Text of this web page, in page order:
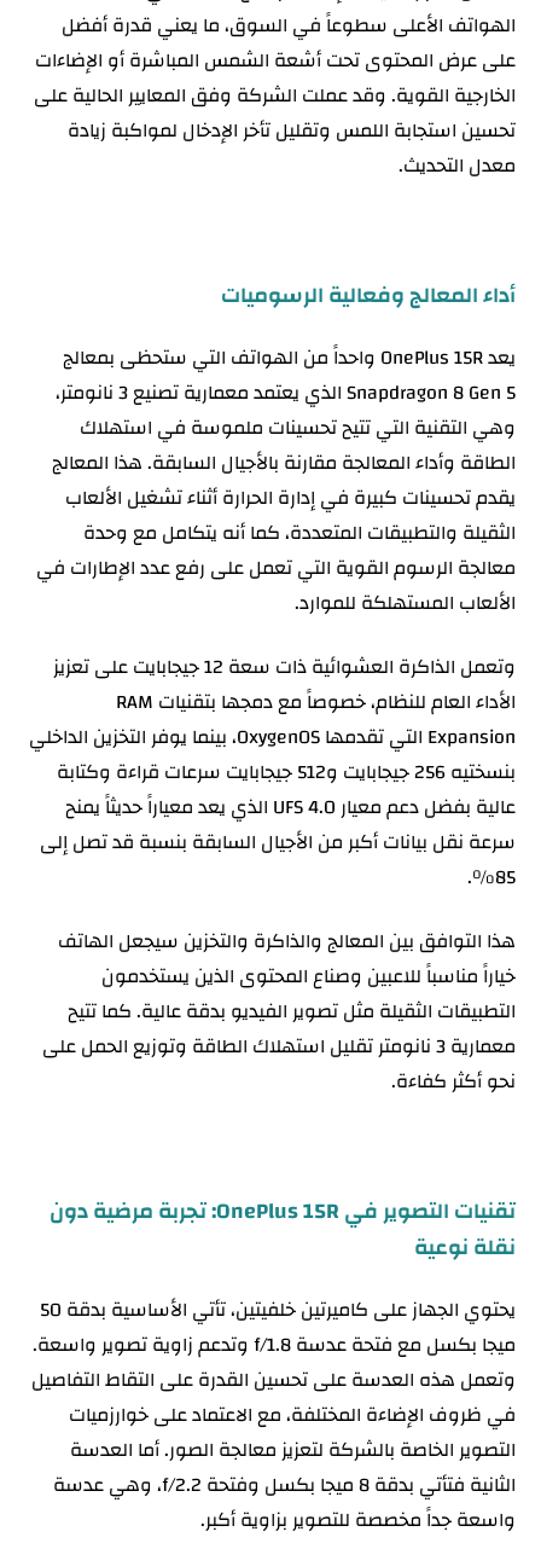
الهواتف الأعلى سطوعاً في السوق، ما يعني قدرة أفضل
على عرض المحتوى تحت أشعة الشمس المباشرة أو الإضاءات
الخارجية القوية. وقد عملت الشركة وفق المعايير الحالية على
تحسين استجابة اللمس وتقليل تأخر الإدخال لمواكبة زيادة
معدل التحديث.
أداء المعالج وفعالية الرسوميات
يعد OnePlus 15R واحداً من الهواتف التي ستحظى بمعالج
Snapdragon 8 Gen 5 الذي يعتمد معمارية تصنيع 3 نانومتر،
وهي التقنية التي تتيح تحسينات ملموسة في استهلاك
الطاقة وأداء المعالجة مقارنة بالأجيال السابقة. هذا المعالج
يقدم تحسينات كبيرة في إدارة الحرارة أثناء تشغيل الألعاب
الثقيلة والتطبيقات المتعددة، كما أنه يتكامل مع وحدة
معالجة الرسوم القوية التي تعمل على رفع عدد الإطارات في
الألعاب المستهلكة للموارد.
وتعمل الذاكرة العشوائية ذات سعة 12 جيجابايت على تعزيز
الأداء العام للنظام، خصوصاً مع دمجها بتقنيات RAM
Expansion التي تقدمها OxygenOS، بينما يوفر التخزين الداخلي
بنسختيه 256 جيجابايت و512 جيجابايت سرعات قراءة وكتابة
عالية بفضل دعم معيار UFS 4.0 الذي يعد معياراً حديثاً يمنح
سرعة نقل بيانات أكبر من الأجيال السابقة بنسبة قد تصل إلى
85%.
هذا التوافق بين المعالج والذاكرة والتخزين سيجعل الهاتف
خياراً مناسباً للاعبين وصناع المحتوى الذين يستخدمون
التطبيقات الثقيلة مثل تصوير الفيديو بدقة عالية. كما تتيح
معمارية 3 نانومتر تقليل استهلاك الطاقة وتوزيع الحمل على
نحو أكثر كفاءة.
تقنيات التصوير في OnePlus 15R: تجربة مرضية دون
نقلة نوعية
يحتوي الجهاز على كاميرتين خلفيتين، تأتي الأساسية بدقة 50
ميجا بكسل مع فتحة عدسة f/1.8 وتدعم زاوية تصوير واسعة.
وتعمل هذه العدسة على تحسين القدرة على التقاط التفاصيل
في ظروف الإضاءة المختلفة، مع الاعتماد على خوارزميات
التصوير الخاصة بالشركة لتعزيز معالجة الصور. أما العدسة
الثانية فتأتي بدقة 8 ميجا بكسل وفتحة f/2.2، وهي عدسة
واسعة جداً مخصصة للتصوير بزاوية أكبر.